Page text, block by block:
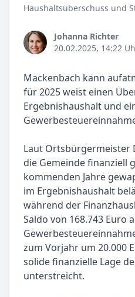
Haushaltsüberschuss und
Johanna Richter
20.02.2025, 14:22
Mackenbach kann
für 2025 weist einen
Ergebnishaushalt und
Laut Ortsbürgermeister
die Gemeinde finanziell
kommenden Jahre
im Ergebnishaushalt
während der
Saldo von 168.743 Euro
zum Vorjahr um 20.000
solide finanzielle Lage
unterstreicht.